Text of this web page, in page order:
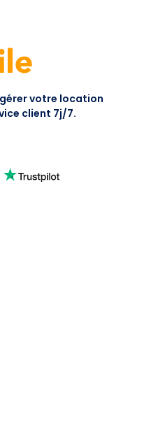
gérer votre location
client 7j/7.